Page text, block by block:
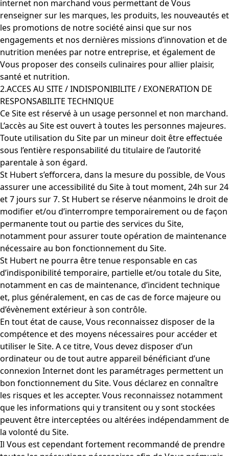
internet non marchand vous permettant de Vous
renseigner sur les marques, les produits, les nouveautés et
les promotions de notre société ainsi que sur nos
engagements et nos dernières missions d’innovation et de
nutrition menées par notre entreprise, et également de
Vous proposer des conseils culinaires pour allier plaisir,
santé et nutrition.
2.ACCES AU SITE / INDISPONIBILITE / EXONERATION DE
RESPONSABILITE TECHNIQUE
Ce Site est réservé à un usage personnel et non marchand.
L’accès au Site est ouvert à toutes les personnes majeures.
Toute utilisation du Site par un mineur doit être effectuée
sous l’entière responsabilité du titulaire de l’autorité
parentale à son égard.
St Hubert s’efforcera, dans la mesure du possible, de Vous
assurer une accessibilité du Site à tout moment, 24h sur 24
et 7 jours sur 7. St Hubert se réserve néanmoins le droit de
modifier et/ou d’interrompre temporairement ou de façon
permanente tout ou partie des services du Site,
notamment pour assurer toute opération de maintenance
nécessaire au bon fonctionnement du Site.
St Hubert ne pourra être tenue responsable en cas
d’indisponibilité temporaire, partielle et/ou totale du Site,
notamment en cas de maintenance, d’incident technique
et, plus généralement, en cas de cas de force majeure ou
d’évènement extérieur à son contrôle.
En tout état de cause, Vous reconnaissez disposer de la
compétence et des moyens nécessaires pour accéder et
utiliser le Site. A ce titre, Vous devez disposer d’un
ordinateur ou de tout autre appareil bénéficiant d’une
connexion Internet dont les paramétrages permettent un
bon fonctionnement du Site. Vous déclarez en connaître
les risques et les accepter. Vous reconnaissez notamment
que les informations qui y transitent ou y sont stockées
peuvent être interceptées ou altérées indépendamment de
la volonté du Site.
Il Vous est cependant fortement recommandé de prendre